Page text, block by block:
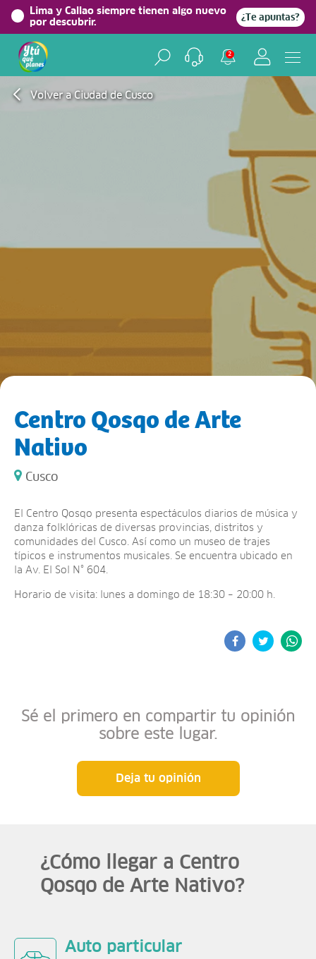
Lima y Callao siempre tienen algo nuevo
por descubrir.
¿Te apuntas?
2
Volver a Ciudad de Cusco
Centro Qosqo de Arte
Nativo
Cusco
El Centro Qosqo presenta espectáculos diarios de música y
danza folklóricas de diversas provincias, distritos y
comunidades del Cusco. Así como un museo de trajes
típicos e instrumentos musicales. Se encuentra ubicado en
la Av. El Sol N° 604.
Horario de visita: lunes a domingo de 18:30 – 20:00 h.
Sé el primero en compartir tu opinión
sobre este lugar.
Deja tu opinión
¿Cómo llegar a Centro
Qosqo de Arte Nativo?
Auto particular